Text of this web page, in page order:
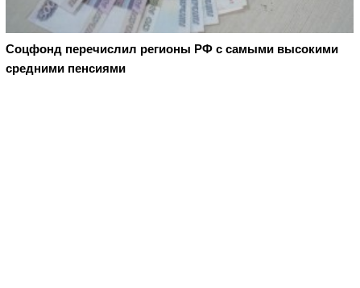
Соцфонд перечислил регионы РФ с самыми высокими
средними пенсиями